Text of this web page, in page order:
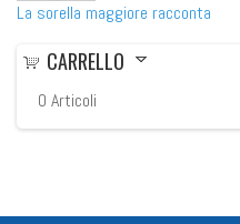
La sorella maggiore racconta
CARRELLO
0 Articoli